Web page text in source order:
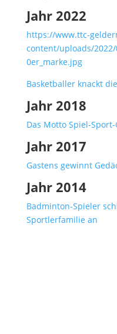
Jahr 2022
https://www.ttc-
content/uploads/2022/
0er_marke.jpg
Basketballer knackt
Jahr 2018
Das Motto Spiel-
Jahr 2017
Gastens gewinnt
Jahr 2014
Badminton-Spieler
Sportlerfamilie an